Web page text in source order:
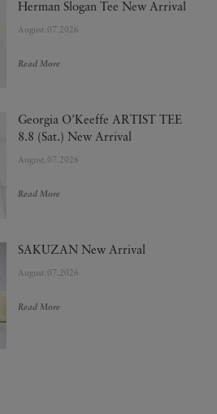
Herman Slogan Tee New Arrival
August.07.2026
Read More
Georgia O'Keeffe ARTIST TEE
8.8 (Sat.) New Arrival
August.07.2026
Read More
SAKUZAN New Arrival
August.07.2026
Read More